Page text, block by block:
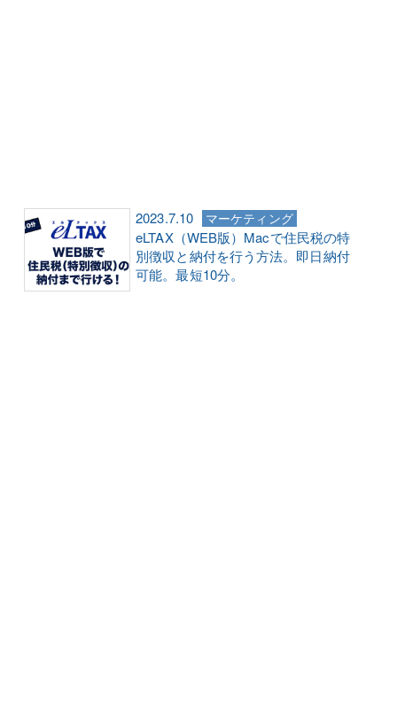
2023.7.10 マーケティング
eLTAX（WEB版）Macで住民税の特
別徴収と納付を行う方法。即日納付
可能。最短10分。